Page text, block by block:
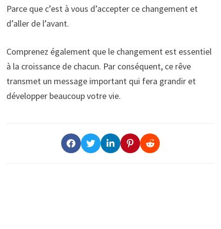
Parce que c’est à vous d’accepter ce changement et
d’aller de l’avant.
Comprenez également que le changement est essentiel
à la croissance de chacun. Par conséquent, ce rêve
transmet un message important qui fera grandir et
développer beaucoup votre vie.